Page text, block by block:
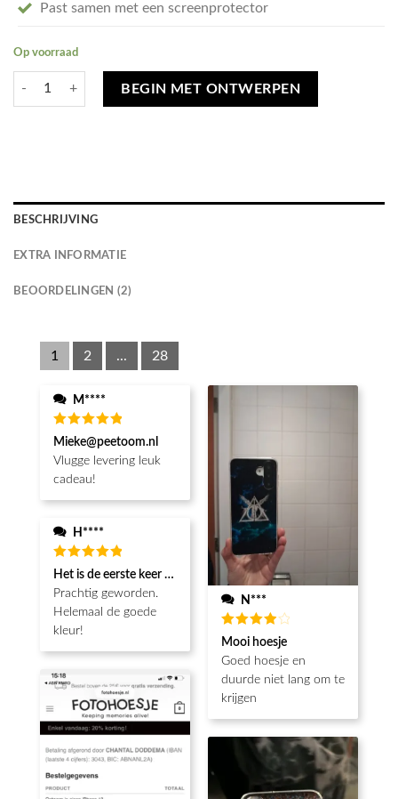
Past samen met een screenprotector
Op voorraad
Ontwerp je eigen iPhone 14 Pro Max Tough hoesje - tough case aantal
BEGIN MET ONTWERPEN
BESCHRIJVING
EXTRA INFORMATIE
BEOORDELINGEN (2)
1 2 ... 28
M****
Waardering
5uit 5
Mieke@peetoom.nl
Vlugge levering leuk
cadeau!
H****
Waardering
5uit 5
Het is de eerste keer dat ik een fotohoesje en het is prachtig!!
Prachtig geworden.
Helemaal de goede
kleur!
N***
Waardering
4 uit 5
Mooi hoesje
Goed hoesje en
duurde niet lang om te
krijgen